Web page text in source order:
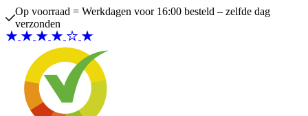
Ga naar de inhoud
Op voorraad = Werkdagen voor 16:00 besteld – zelfde dag
verzonden